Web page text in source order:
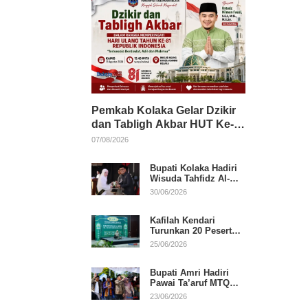
Pemkab Kolaka Gelar Dzikir
dan Tabligh Akbar HUT Ke-
81 RI, Hadirkan Dai Nasional
07/08/2026
Bupati Kolaka Hadiri
Wisuda Tahfidz Al-
Qur’an, Komitmen
30/06/2026
Kafilah Kendari
Turunkan 20 Peserta
pada Hari Pertama
25/06/2026
Bupati Amri Hadiri
Pawai Ta’aruf MTQ
XXXI Sultra, Beri
23/06/2026